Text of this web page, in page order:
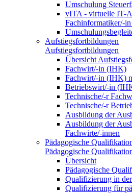
Umschulung
vITA - virtuelle IT-
Fachinformatiker/-
Aufstiegsfortbildungen
Aufstiegsfortbildungen
Übersicht
Fachwirt/-in (IHK)
Fachwirt/-in (IHK)
Betriebswirt/-in
Technische/-r
Technische/-r
Ausbildung der
Ausbildung der
Fachwirte/-innen
Pädagogische
Pädagogische
Übersicht
Pädagogische
Qualifizierung in
Qualifizierung für